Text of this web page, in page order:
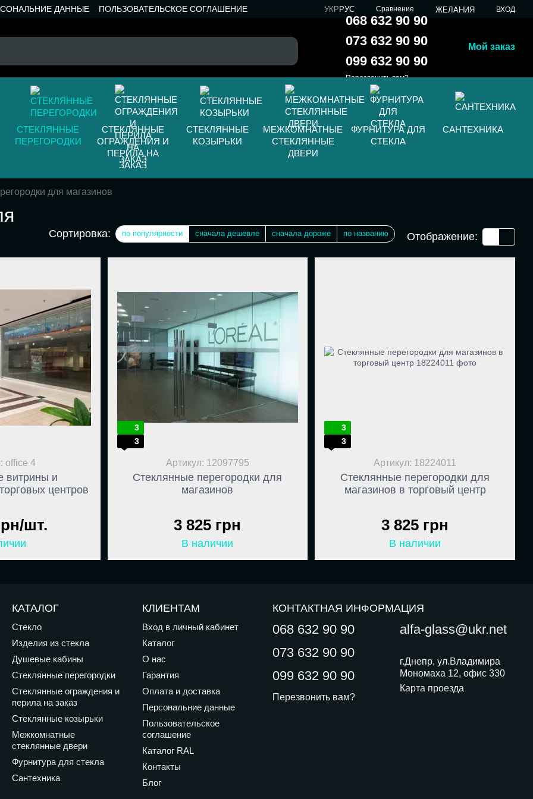
ДАННЫЕ
ПОЛЬЗОВАТЕЛЬСКОЕ СОГЛАШЕНИЕ
УКРРУС Сравнение ЖЕЛАНИЯ ВХОД
068 632 90 90
073 632 90 90
099 632 90 90
Перезвонить вам?
Мой заказ
СТЕКЛЯННЫЕ
ПЕРЕГОРОДКИ
СТЕКЛЯННЫЕ
ОГРАЖДЕНИЯ И
ПЕРИЛА НА
ЗАКАЗ
СТЕКЛЯННЫЕ
КОЗЫРЬКИ
МЕЖКОМНАТНЫЕ
СТЕКЛЯННЫЕ
ДВЕРИ
ФУРНИТУРА ДЛЯ
СТЕКЛА
САНТЕХНИКА
для магазинов
Сортировка: по популярности сначала дешевле сначала дороже по названию Отображение:
office 4
витрины и
центров
шт.
3
3
Артикул: 12097795
Стеклянные перегородки для
магазинов
3 825 грн
В наличии
3
3
Артикул: 18224011
Стеклянные перегородки для
магазинов в торговый центр
3 825 грн
В наличии
КАТАЛОГ
Стекло
Изделия из стекла
Душевые кабины
Стеклянные перегородки
Стеклянные ограждения и
перила на заказ
Стеклянные козырьки
Межкомнатные
стеклянные двери
Фурнитура для стекла
Сантехника
КЛИЕНТАМ
Вход в личный кабинет
Каталог
О нас
Гарантия
Оплата и доставка
Персональние данные
Пользовательское
соглашение
Каталог RAL
Контакты
Блог
КОНТАКТНАЯ ИНФОРМАЦИЯ
068 632 90 90
073 632 90 90
099 632 90 90
Перезвонить вам?
alfa-glass@ukr.net
г.Днепр, ул.Владимира
Мономаха 12, офис 330
Карта проезда